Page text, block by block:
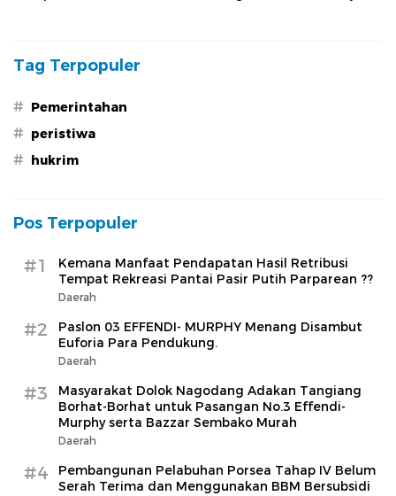
Tag Terpopuler
# Pemerintahan
# peristiwa
# hukrim
Pos Terpopuler
#1
Kemana Manfaat Pendapatan Hasil Retribusi
Tempat Rekreasi Pantai Pasir Putih Parparean ??
Daerah
#2
Paslon 03 EFFENDI- MURPHY Menang Disambut
Euforia Para Pendukung.
Daerah
#3
Masyarakat Dolok Nagodang Adakan Tangiang
Borhat-Borhat untuk Pasangan No.3 Effendi-
Murphy serta Bazzar Sembako Murah
Daerah
#4
Pembangunan Pelabuhan Porsea Tahap IV Belum
Serah Terima dan Menggunakan BBM Bersubsidi